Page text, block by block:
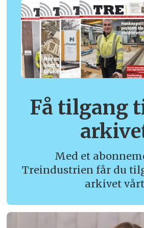
Få tilgang
Med et
Treindustrien får du
arkivet vårt